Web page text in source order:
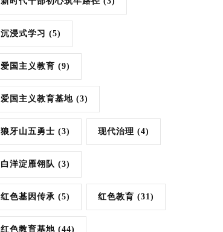
沉浸式学习 (5)
爱国主义教育 (9)
爱国主义教育基地 (3)
狼牙山五勇士 (3) 现代治理 (4)
白洋淀雁翎队 (3)
红色基因传承 (5) 红色教育 (31)
红色教育基地 (44)